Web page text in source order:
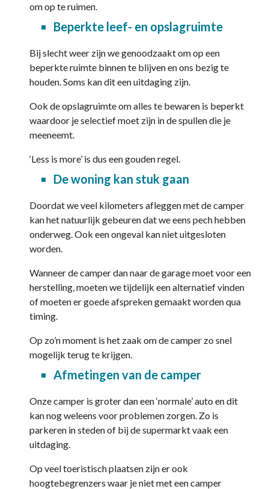
om op te ruimen.
Beperkte leef- en opslagruimte
Bij slecht weer zijn we genoodzaakt om op een
beperkte ruimte binnen te blijven en ons bezig te
houden. Soms kan dit een uitdaging zijn.
Ook de opslagruimte om alles te bewaren is beperkt
waardoor je selectief moet zijn in de spullen die je
meeneemt.
‘Less is more’ is dus een gouden regel.
De woning kan stuk gaan
Doordat we veel kilometers afleggen met de camper
kan het natuurlijk gebeuren dat we eens pech hebben
onderweg. Ook een ongeval kan niet uitgesloten
worden.
Wanneer de camper dan naar de garage moet voor een
herstelling, moeten we tijdelijk een alternatief vinden
of moeten er goede afspreken gemaakt worden qua
timing.
Op zo’n moment is het zaak om de camper zo snel
mogelijk terug te krijgen.
Afmetingen van de camper
Onze camper is groter dan een ‘normale’ auto en dit
kan nog weleens voor problemen zorgen. Zo is
parkeren in steden of bij de supermarkt vaak een
uitdaging.
Op veel toeristisch plaatsen zijn er ook
hoogtebegrenzers waar je niet met een camper